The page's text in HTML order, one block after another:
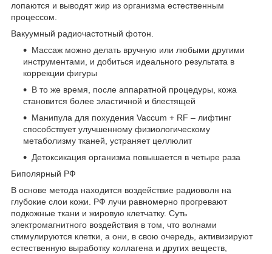
лопаются и выводят жир из организма естественным
процессом.
Вакуумный радиочастотный фотон.
Массаж можно делать вручную или любыми другими
инструментами, и добиться идеального результата в
коррекции фигуры
В то же время, после аппаратной процедуры, кожа
становится более эластичной и блестящей
Манипула для похудения Vaccum + RF – лифтинг
способствует улучшенному физиологическому
метаболизму тканей, устраняет целлюлит
Детоксикация организма повышается в четыре раза
Биполярный РФ
В основе метода находится воздействие радиоволн на
глубокие слои кожи. РФ лучи равномерно прогревают
подкожные ткани и жировую клетчатку. Суть
электромагнитного воздействия в том, что волнами
стимулируются клетки, а они, в свою очередь, активизируют
естественную выработку коллагена и других веществ,